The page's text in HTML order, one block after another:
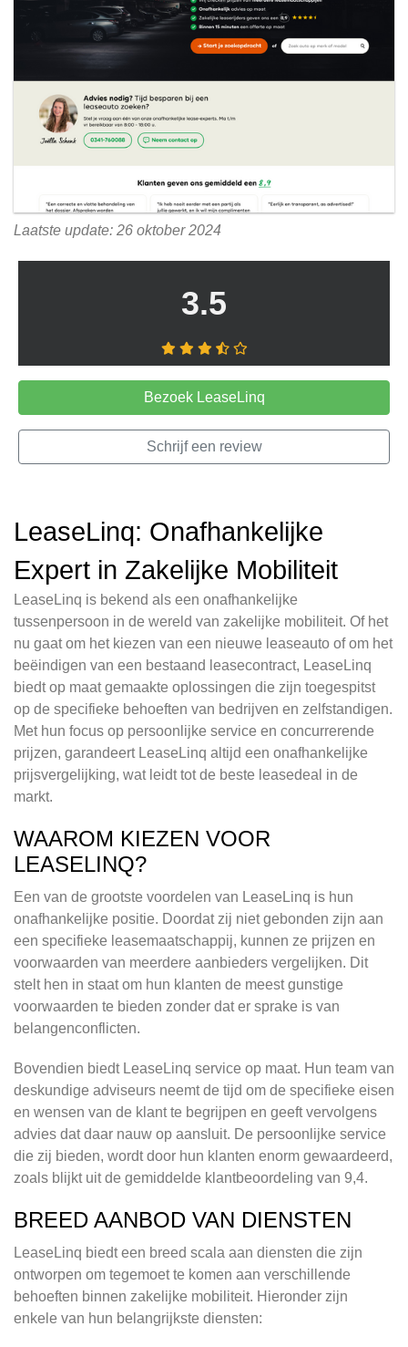
Laatste update: 26 oktober 2024
3.5
Bezoek LeaseLinq
Schrijf een review
LeaseLinq: Onafhankelijke
Expert in Zakelijke Mobiliteit
LeaseLinq is bekend als een onafhankelijke
tussenpersoon in de wereld van zakelijke mobiliteit. Of het
nu gaat om het kiezen van een nieuwe leaseauto of om het
beëindigen van een bestaand leasecontract, LeaseLinq
biedt op maat gemaakte oplossingen die zijn toegespitst
op de specifieke behoeften van bedrijven en zelfstandigen.
Met hun focus op persoonlijke service en concurrerende
prijzen, garandeert LeaseLinq altijd een onafhankelijke
prijsvergelijking, wat leidt tot de beste leasedeal in de
markt.
WAAROM KIEZEN VOOR
LEASELINQ?
Een van de grootste voordelen van LeaseLinq is hun
onafhankelijke positie. Doordat zij niet gebonden zijn aan
een specifieke leasemaatschappij, kunnen ze prijzen en
voorwaarden van meerdere aanbieders vergelijken. Dit
stelt hen in staat om hun klanten de meest gunstige
voorwaarden te bieden zonder dat er sprake is van
belangenconflicten.
Bovendien biedt LeaseLinq service op maat. Hun team van
deskundige adviseurs neemt de tijd om de specifieke eisen
en wensen van de klant te begrijpen en geeft vervolgens
advies dat daar nauw op aansluit. De persoonlijke service
die zij bieden, wordt door hun klanten enorm gewaardeerd,
zoals blijkt uit de gemiddelde klantbeoordeling van 9,4.
BREED AANBOD VAN DIENSTEN
LeaseLinq biedt een breed scala aan diensten die zijn
ontworpen om tegemoet te komen aan verschillende
behoeften binnen zakelijke mobiliteit. Hieronder zijn
enkele van hun belangrijkste diensten: